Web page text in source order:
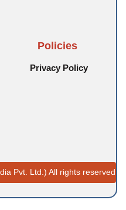
Policies
Privacy Policy
Pvt. Ltd.) All rights reserved